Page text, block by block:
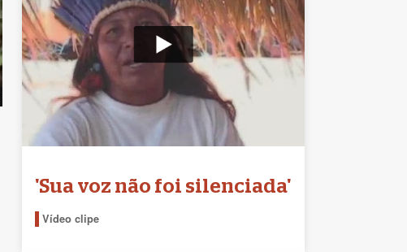
'Sua voz não foi silenciada'
Vídeo clipe